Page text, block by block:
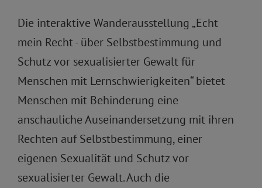
Die interaktive Wanderausstellung „Echt
mein Recht - über Selbstbestimmung und
Schutz vor sexualisierter Gewalt für
Menschen mit Lernschwierigkeiten“ bietet
Menschen mit Behinderung eine
anschauliche Auseinandersetzung mit ihren
Rechten auf Selbstbestimmung, einer
eigenen Sexualität und Schutz vor
sexualisierter Gewalt. Auch die